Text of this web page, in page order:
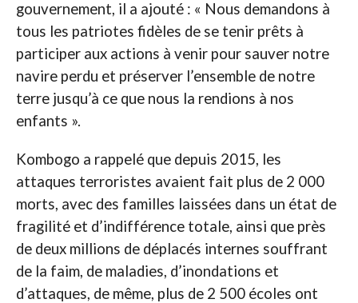
gouvernement, il a ajouté : « Nous demandons à
tous les patriotes fidèles de se tenir prêts à
participer aux actions à venir pour sauver notre
navire perdu et préserver l’ensemble de notre
terre jusqu’à ce que nous la rendions à nos
enfants ».
Kombogo a rappelé que depuis 2015, les
attaques terroristes avaient fait plus de 2 000
morts, avec des familles laissées dans un état de
fragilité et d’indifférence totale, ainsi que près
de deux millions de déplacés internes souffrant
de la faim, de maladies, d’inondations et
d’attaques, de même, plus de 2 500 écoles ont